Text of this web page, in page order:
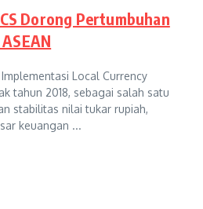
Dorong Pertumbuhan
Local Currency
tahun 2018, sebagai salah satu
stabilitas nilai tukar rupiah,
keuangan ...